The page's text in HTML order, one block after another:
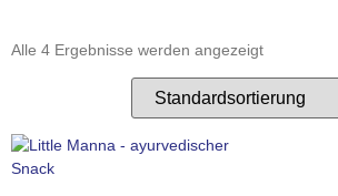
Alle 4 Ergebnisse werden angezeigt